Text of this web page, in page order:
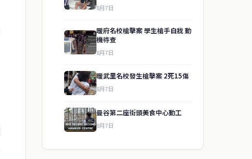
8月7日
暖府名校槍擊案 學生槍手自戕 動
機待查
8月7日
暖武里名校發生槍擊案 2死15傷
8月7日
曼谷第二座街頭美食中心動工
8月7日